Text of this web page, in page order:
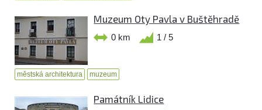
Muzeum Oty Pavla v Buštěhradě
0 km 1 / 5
městská architektura muzeum
Památník Lidice